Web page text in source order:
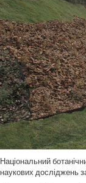
Національний
наукових досліджень